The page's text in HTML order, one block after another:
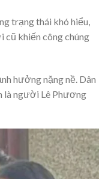
trạng thái khó hiểu,
cũ khiến công chúng
hưởng nặng nề. Dân
là người Lê Phương